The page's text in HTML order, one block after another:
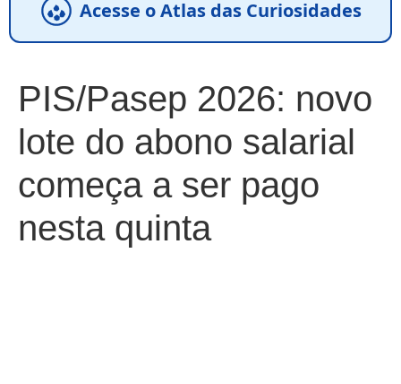
Acesse o Atlas das Curiosidades
PIS/Pasep 2026: novo
lote do abono salarial
começa a ser pago
nesta quinta